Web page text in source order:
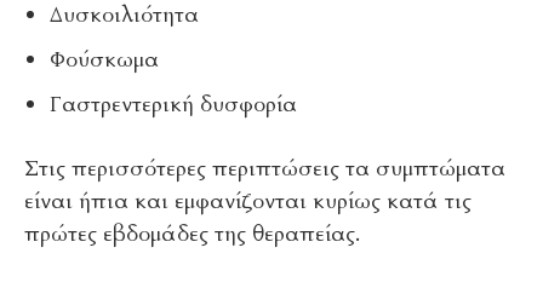
Δυσκοιλιότητα
Φούσκωμα
Γαστρεντερική δυσφορία
Στις περισσότερες περιπτώσεις τα συμπτώματα
είναι ήπια και εμφανίζονται κυρίως κατά τις
πρώτες εβδομάδες της θεραπείας.